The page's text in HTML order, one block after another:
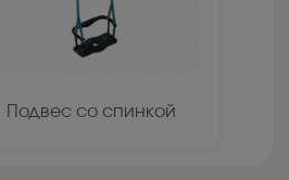
Подвес со спинкой